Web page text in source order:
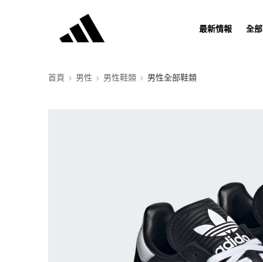
最新情報 全
首頁 男性 男性鞋類 男性全部鞋類